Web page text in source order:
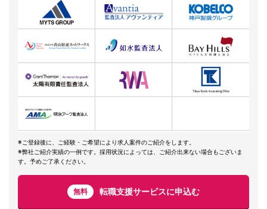
※ご登録後に、ご経験・ご希望により求人案件のご紹介をします。
※弊社ご紹介実績の一例です。採用状況によっては、ご紹介出来ない場合もございま
す。予めご了承ください。
無料 転職支援サービスに申込む